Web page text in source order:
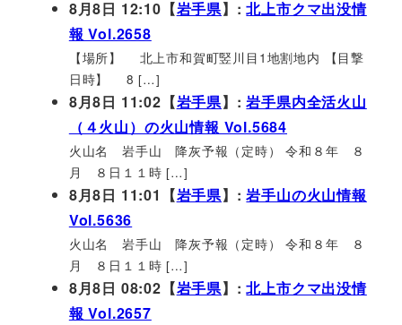
8月8日 12:10【岩手県】:北上市クマ出没情
報 Vol.2658
【場所】 北上市和賀町竪川目1地割地内 【目撃
日時】 8 […]
8月8日 11:02【岩手県】:岩手県内全活火山
（４火山）の火山情報 Vol.5684
火山名 岩手山 降灰予報（定時） 令和８年 ８
月 ８日１１時 […]
8月8日 11:01【岩手県】:岩手山の火山情報
Vol.5636
火山名 岩手山 降灰予報（定時） 令和８年 ８
月 ８日１１時 […]
8月8日 08:02【岩手県】:北上市クマ出没情
報 Vol.2657